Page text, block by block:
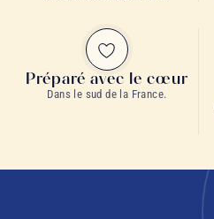
Préparé avec le cœur
Dans le sud de la France.